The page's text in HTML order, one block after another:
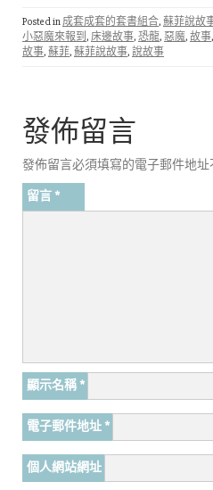
Posted in成套成套的套書組合, 蘇菲說故
小惡魔來報到, 床邊故事, 恐龍, 惡魔, 故事,
故事, 蘇菲, 蘇菲說故事, 說故事
發佈留言
發佈留言必須填寫的電子郵件地址
留言 *
顯示名稱 *
電子郵件地址 *
個人網站網址